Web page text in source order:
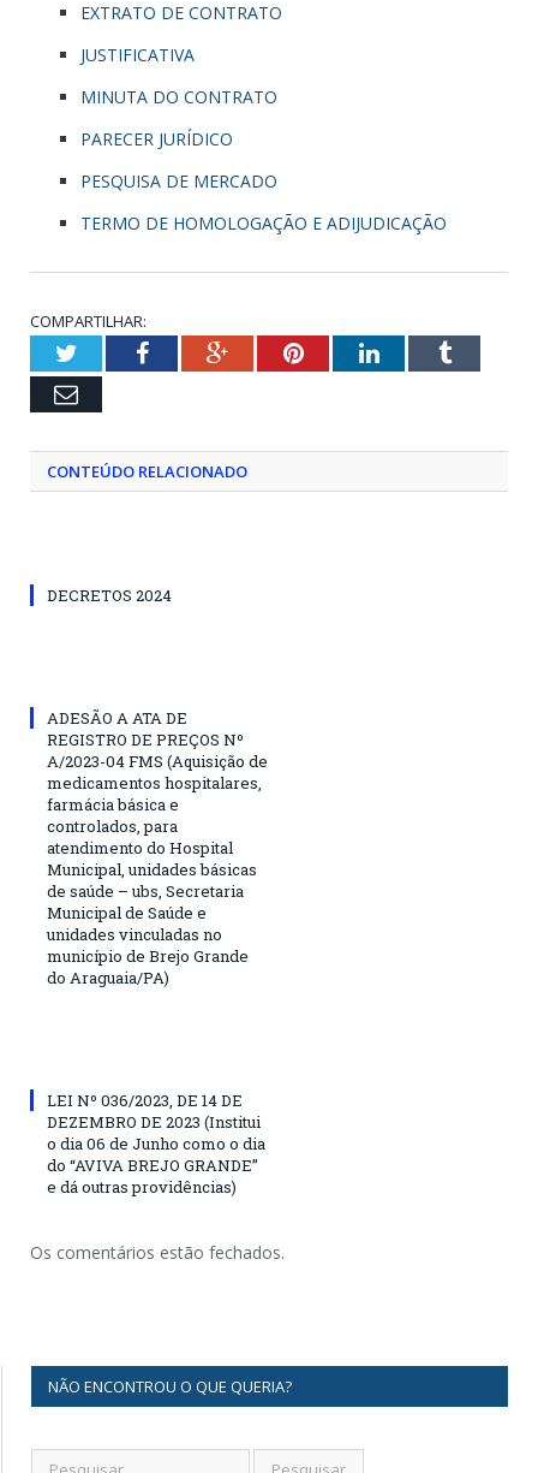
EXTRATO DE CONTRATO
JUSTIFICATIVA
MINUTA DO CONTRATO
PARECER JURÍDICO
PESQUISA DE MERCADO
TERMO DE HOMOLOGAÇÃO E ADIJUDICAÇÃO
COMPARTILHAR:
TwitterFacebookGoogle+PinterestLinkedInTumblr
Email
CONTEÚDO RELACIONADO
DECRETOS 2024
ADESÃO A ATA DE
REGISTRO DE PREÇOS Nº
A/2023-04 FMS (Aquisição de
medicamentos hospitalares,
farmácia básica e
controlados, para
atendimento do Hospital
Municipal, unidades básicas
de saúde – ubs, Secretaria
Municipal de Saúde e
unidades vinculadas no
município de Brejo Grande
do Araguaia/PA)
LEI Nº 036/2023, DE 14 DE
DEZEMBRO DE 2023 (Institui
o dia 06 de Junho como o dia
do “AVIVA BREJO GRANDE”
e dá outras providências)
Os comentários estão fechados.
NÃO ENCONTROU O QUE QUERIA?